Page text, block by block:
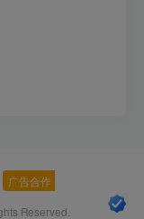
广告合作
Reserved.